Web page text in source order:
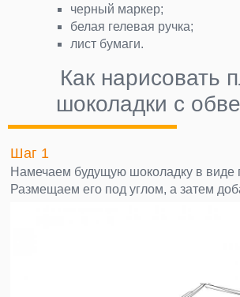
черный маркер;
белая гелевая ручка;
лист бумаги.
Как нарисовать
шоколадки с
Шаг 1
Намечаем будущую шоколадку в виде
Размещаем его под углом, а затем